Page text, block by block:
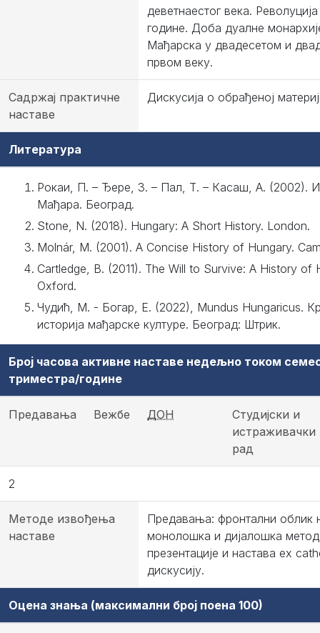
деветнаестог века.
године. Доба дуалне
Мађарска у двадесетом и
првом веку.
Садржај практичне
наставе
Дискусија о обрађеној
Литература
Рокаи, П. – Ђере, З. – Пал, Т. – Касаш, А. (2002).
Мађара. Београд.
Stone, N. (2018). Hungary: A Short History. London.
Molnár, M. (2001). A Concise History of Hungary.
Cartledge, B. (2011). The Will to Survive: A History of
Oxford.
Чудић, М. - Богар, Е. (2022), Mundus Hungaricus.
историја мађарске културе. Београд: Штрик.
Број часова активне наставе недељно током
триместра/године
Предавања Вежбе ДОН
Студијски и
истраживачки
рад
2
Методе извођења
наставе
Предавања: фронтални облик
монолошка и дијалошка
презентације и настава ex
дискусију.
Оцена знања (максимални број поена 100)